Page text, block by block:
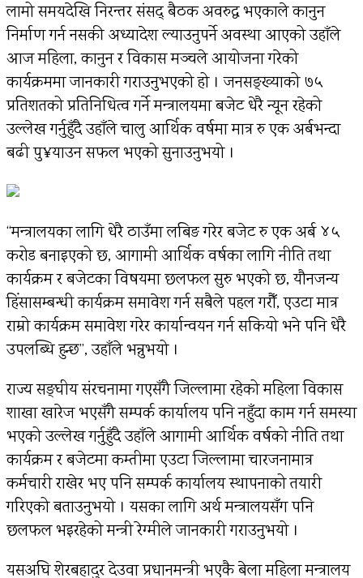
लामो समयदेखि निरन्तर संसद् बैठक अवरुद्ध भएकाले कानुन
निर्माण गर्न नसकी अध्यादेश ल्याउनुपर्ने अवस्था आएको उहाँले
आज महिला, कानुन र विकास मञ्चले आयोजना गरेको
कार्यक्रममा जानकारी गराउनुभएको हो । जनसङ्ख्याको ७५
प्रतिशतको प्रतिनिधित्व गर्ने मन्त्रालयमा बजेट धेरै न्यून रहेको
उल्लेख गर्नुहुँदै उहाँले चालु आर्थिक वर्षमा मात्र रु एक अर्बभन्दा
बढी पु¥याउन सफल भएको सुनाउनुभयो ।
“मन्त्रालयका लागि धेरै ठाउँमा लबिङ गरेर बजेट रु एक अर्ब ४५
करोड बनाइएको छ, आगामी आर्थिक वर्षका लागि नीति तथा
कार्यक्रम र बजेटका विषयमा छलफल सुरु भएको छ, यौनजन्य
हिंसासम्बन्धी कार्यक्रम समावेश गर्न सबैले पहल गरौँ, एउटा मात्र
राम्रो कार्यक्रम समावेश गरेर कार्यान्वयन गर्न सकियो भने पनि धेरै
उपलब्धि हुन्छ”, उहाँले भन्नुभयो ।
राज्य सङ्घीय संरचनामा गएसँगै जिल्लामा रहेको महिला विकास
शाखा खारेज भएसँगै सम्पर्क कार्यालय पनि नहुँदा काम गर्न समस्या
भएको उल्लेख गर्नुहुँदै उहाँले आगामी आर्थिक वर्षको नीति तथा
कार्यक्रम र बजेटमा कम्तीमा एउटा जिल्लामा चारजनामात्र
कर्मचारी राखेर भए पनि सम्पर्क कार्यालय स्थापनाको तयारी
गरिएको बताउनुभयो । यसका लागि अर्थ मन्त्रालयसँग पनि
छलफल भइरहेको मन्त्री रेग्मीले जानकारी गराउनुभयो ।
यसअघि शेरबहादुर देउवा प्रधानमन्त्री भएकै बेला महिला मन्त्रालय